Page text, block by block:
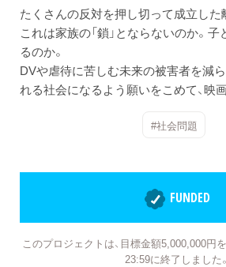
たくさんの反対を押し切って成立した
これは家族の「鎖」とならないのか。
るのか。
DVや虐待に苦しむ未来の被害者を減
れる社会になるよう願いをこめて、映
#社会問題
FUNDED
このプロジェクトは、目標金額5,000,000円
23:59に終了しました。